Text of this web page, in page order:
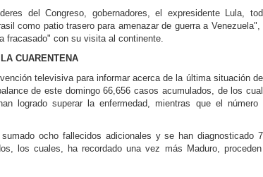
del Congreso, gobernadores, el expresidente Lula,
como patio trasero para amenazar de guerra a Venezuela",
fracasado" con su visita al continente.
CUARENTENA
televisiva para informar acerca de la última situación
de este domingo 66,656 casos acumulados, de los
logrado superar la enfermedad, mientras que el número
ocho fallecidos adicionales y se han diagnosticado
los cuales, ha recordado una vez más Maduro,